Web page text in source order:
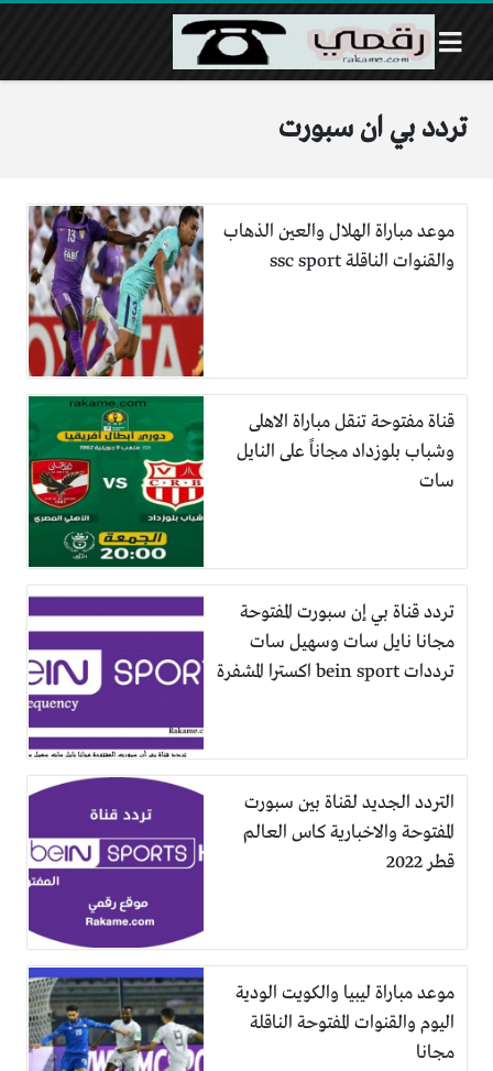
تردد بي ان سبورت
موعد مباراة الهلال والعين الذهاب
والقنوات الناقلة ssc sport
قناة مفتوحة تنقل مباراة الاهلى
وشباب بلوزداد مجاناً على النايل
سات
تردد قناة بي إن سبورت المفتوحة
مجانا نايل سات وسهيل سات
ترددات bein sport اكسترا المشفرة
التردد الجديد لقناة بين سبورت
المفتوحة والاخبارية كاس العالم
قطر 2022
موعد مباراة ليبيا والكويت الودية
اليوم والقنوات المفتوحة الناقلة
مجانا